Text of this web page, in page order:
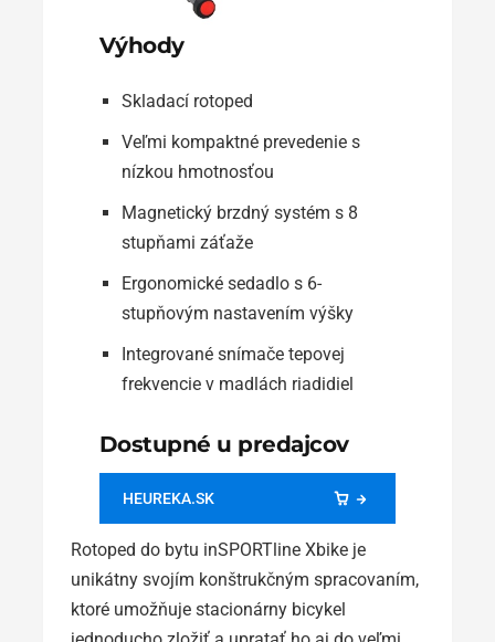
Výhody
Skladací rotoped
Veľmi kompaktné prevedenie s
nízkou hmotnosťou
Magnetický brzdný systém s 8
stupňami záťaže
Ergonomické sedadlo s 6-
stupňovým nastavením výšky
Integrované snímače tepovej
frekvencie v madlách riadidiel
Dostupné u predajcov
HEUREKA.SK
Rotoped do bytu inSPORTline Xbike je
unikátny svojím konštrukčným spracovaním,
ktoré umožňuje stacionárny bicykel